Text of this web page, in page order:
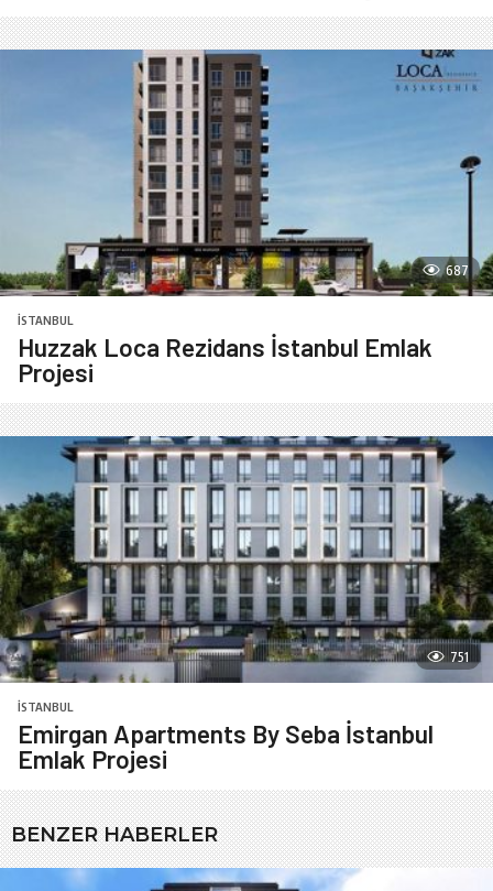
687
İSTANBUL
Huzzak Loca Rezidans İstanbul Emlak
Projesi
751
İSTANBUL
Emirgan Apartments By Seba İstanbul
Emlak Projesi
BENZER HABERLER